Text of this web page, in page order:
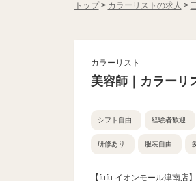
トップ> カラーリストの求人 >
カラーリスト
美容師｜カラーリ
シフト自由 経験者歓迎
研修あり 服装自由
【fufu イオンモール津南店】